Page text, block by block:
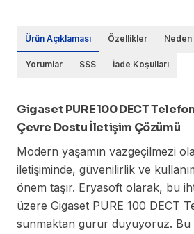
Ürün Açıklaması Özellikler Neden
Yorumlar SSS İade Koşulları
Gigaset PURE 100 DECT
Çevre Dostu İletişim Çözümü
Modern yaşamın vazgeçilmezi
iletişiminde, güvenilirlik ve
önem taşır. Eryasoft olarak, bu
üzere Gigaset PURE 100 DECT
sunmaktan gurur duyuyoruz. Bu